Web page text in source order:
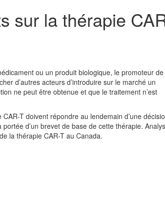
sur la thérapie
ou un produit biologique, le promoteur
d’autres acteurs d’introduire sur le marché un
ne peut être obtenue et que le traitement n’est
T doivent répondre au lendemain d’une
d’un brevet de base de cette thérapie.
la thérapie CAR-T au Canada.